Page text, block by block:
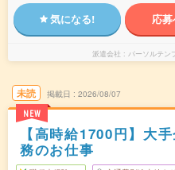
気になる! 応
派遣会社 パーソルテ
未読
NEW
掲載日 2026/08/07
【高時給1700円】大
務のお仕事